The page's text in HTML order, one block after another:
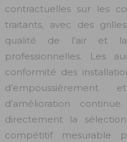
contractuelles sur les
traitants, avec des
qualité de l’air et la
professionnelles. Les
conformité des
d’amélioration
directement la
compétitif mesurable